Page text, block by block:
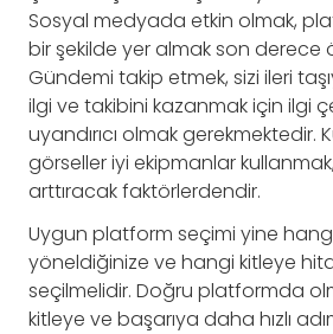
Sosyal medyada etkin olmak,
bir şekilde yer almak son derece
Gündemi takip etmek, sizi ileri
ilgi ve takibini kazanmak için ilgi
uyandırıcı olmak gerekmektedir.
görseller iyi ekipmanlar
arttıracak faktörlerdendir.
Uygun platform seçimi yine
yöneldiğinize ve hangi kitleye
seçilmelidir. Doğru platformda
kitleye ve başarıya daha hızlı